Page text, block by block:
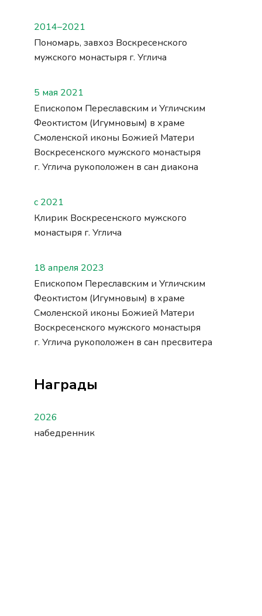
2014–2021
Пономарь, завхоз Воскресенского
мужского монастыря г. Углича
5 мая 2021
Епископом Переславским и Угличским
Феоктистом (Игумновым) в храме
Смоленской иконы Божией Матери
Воскресенского мужского монастыря
г. Углича рукоположен в сан диакона
с 2021
Клирик Воскресенского мужского
монастыря г. Углича
18 апреля 2023
Епископом Переславским и Угличским
Феоктистом (Игумновым) в храме
Смоленской иконы Божией Матери
Воскресенского мужского монастыря
г. Углича рукоположен в сан пресвитера
Награды
2026
набедренник